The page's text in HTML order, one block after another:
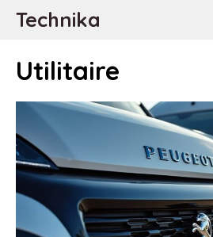
AllerTechnika
Utilitaire